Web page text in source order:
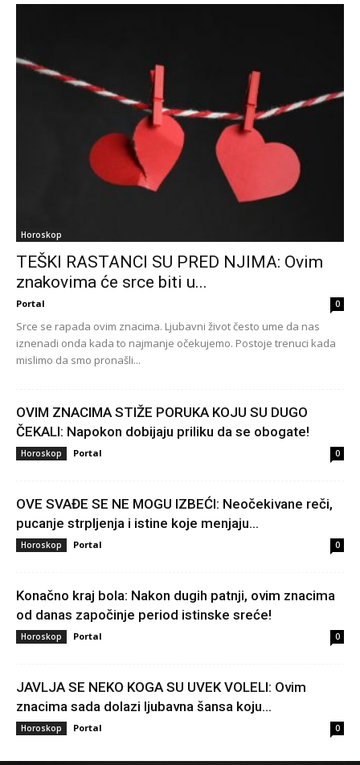
Horoskop
TEŠKI RASTANCI SU PRED NJIMA: Ovim
znakovima će srce biti u...
Portal 0
Srce se rapada ovim znacima. Ljubavni život često ume da nas
iznenadi onda kada to najmanje očekujemo. Postoje trenuci kada
mislimo da smo pronašli...
OVIM ZNACIMA STIŽE PORUKA KOJU SU DUGO
ČEKALI: Napokon dobijaju priliku da se obogate!
Horoskop Portal 0
OVE SVAĐE SE NE MOGU IZBEĆI: Neočekivane reči,
pucanje strpljenja i istine koje menjaju...
Horoskop Portal 0
Konačno kraj bola: Nakon dugih patnji, ovim znacima
od danas započinje period istinske sreće!
Horoskop Portal 0
JAVLJA SE NEKO KOGA SU UVEK VOLELI: Ovim
znacima sada dolazi ljubavna šansa koju...
Horoskop Portal 0